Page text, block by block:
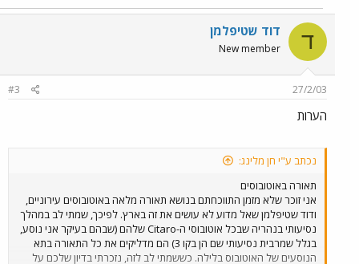
ד דוד שטיפלמן
New member
27/2/03
#3
הערות
נכתב ע"י חן מלינג:
תאורה באוטובוסים
אני זוכר שלא מזמן התווכחתם בנושא תאורה מלאה באוטובוסים עירוניים,
ודוד שטיפלמן שאל מדוע לא עושים את זה בארץ. לפיכך, שמתי לב במהלך
נסיעותי בנהריה שבכל אוטובוסי ה-Citaro שלהם (שבהם בעיקר אני נוסע,
בגלל שמרבית נסיעותי שם הן בקו 3) הם מדליקים את כל התאורה בתא
הנוסעים של האוטובוס בלילה. כששמתי לב לזה, נזכרתי בדיון שלכם על